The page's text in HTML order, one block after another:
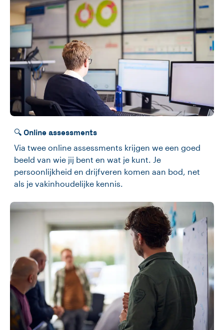
🔍 Online assessments
Via twee online assessments krijgen we een goed
beeld van wie jij bent en wat je kunt. Je
persoonlijkheid en drijfveren komen aan bod, net
als je vakinhoudelijke kennis.